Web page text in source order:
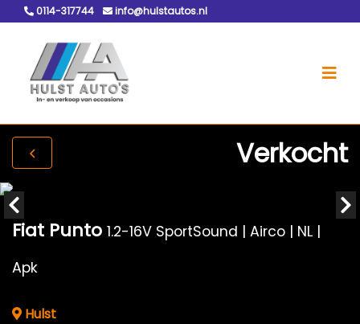
0114-317744 info@hulstautos.nl
Verkocht
Fiat Punto 1.2-16V SportSound | Airco | NL |
Apk
Hulst